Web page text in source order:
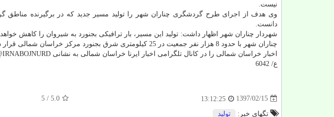
نیست.
وی هدف از اجرای طرح گردشگری چناران شهر را تولید مسیر جدید كه در برگیرنده مناطق
دانست.
شهردار چناران شهر اظهار داشت: تولید این مسیر، بار ترافیكی بجنورد به شیروان را كاهش خواهد
چناران شهر با حدود 8 هزار نفر جمعیت در 25 كیلومتری شرق بجنورد مركز خراسان شمالی قرار دارد.
اخبار خراسان شمالی را در كانال تلگرامی اخبار ایرنا خراسان شمالی به نشانی 🆔 @IRNABOJNURD پیگیری كنید.
ع/ 6042
1397/02/15
13:12:25
5.0
/ 5
تگهای خبر: تولید